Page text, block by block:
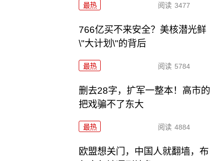
最热 阅读 3477
766亿买不来安全？美核潜光鲜
\"大计划\"的背后
最热 阅读 5784
删去28字，扩军一整本！高市的
把戏骗不了东大
最热 阅读 4884
欧盟想关门，中国人就翻墙，布